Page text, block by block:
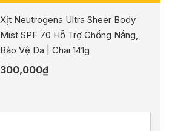
Xịt Neutrogena Ultra Sheer Body
Mist SPF 70 Hỗ Trợ Chống Nắng,
Bảo Vệ Da | Chai 141g
300,000₫